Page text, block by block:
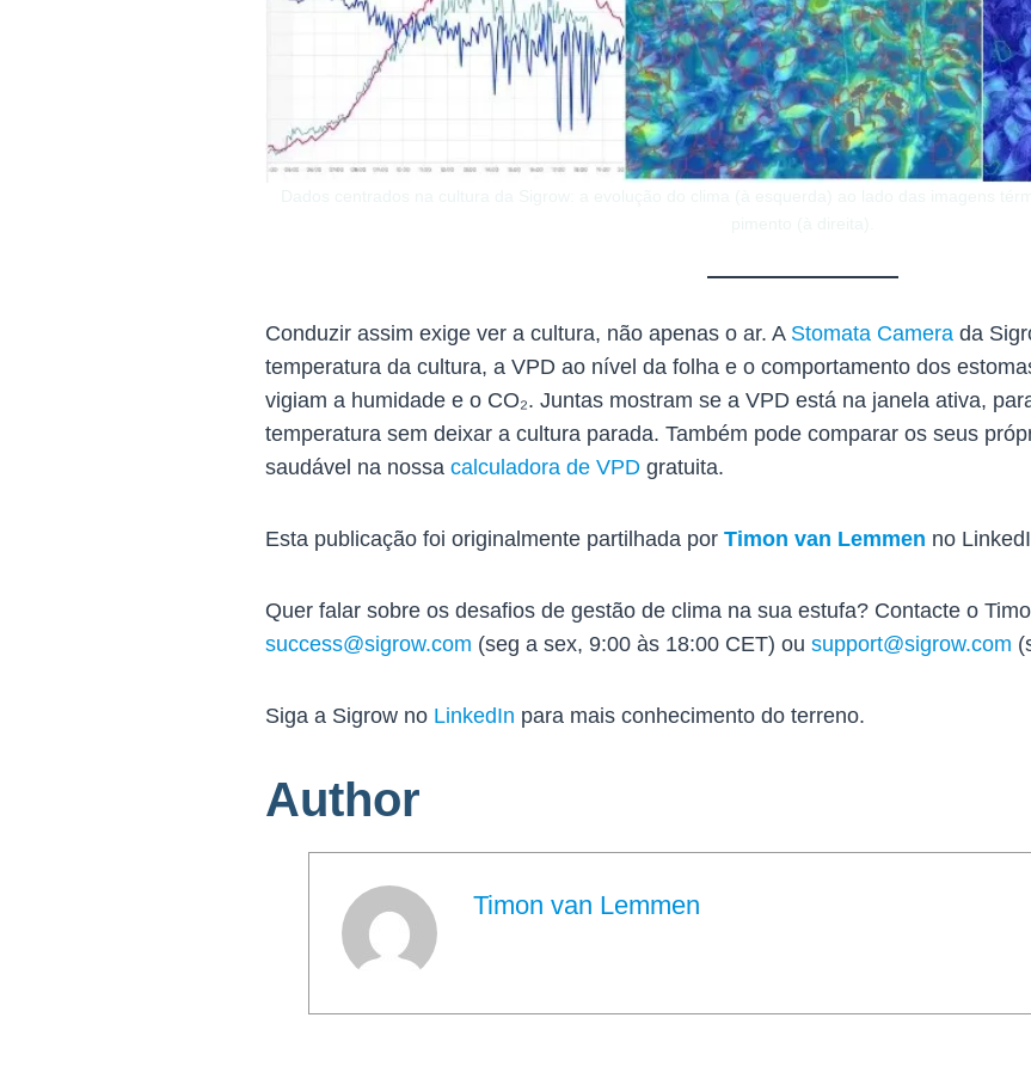
Conduzir assim exige ver a cultura, não apenas o ar. A Stomata Camera da
temperatura da cultura, a VPD ao nível da folha e o comportamento dos
vigiam a humidade e o CO₂. Juntas mostram se a VPD está na janela ativa,
temperatura sem deixar a cultura parada. Também pode comparar os seus
saudável na nossa calculadora de VPD gratuita.
Esta publicação foi originalmente partilhada por Timon van Lemmen no
Quer falar sobre os desafios de gestão de clima na sua estufa? Contacte o
success@sigrow.com (seg a sex, 9:00 às 18:00 CET) ou support@sigrow.com
Siga a Sigrow no LinkedIn para mais conhecimento do terreno.
Author
Timon van Lemmen